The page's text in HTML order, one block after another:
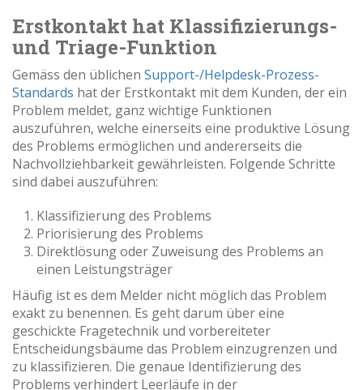
Erstkontakt hat Klassifizierungs-
und Triage-Funktion
Gemäss den üblichen Support-/Helpdesk-Prozess-
Standards hat der Erstkontakt mit dem Kunden, der ein
Problem meldet, ganz wichtige Funktionen
auszuführen, welche einerseits eine produktive Lösung
des Problems ermöglichen und andererseits die
Nachvollziehbarkeit gewährleisten. Folgende Schritte
sind dabei auszuführen:
Klassifizierung des Problems
Priorisierung des Problems
Direktlösung oder Zuweisung des Problems an
einen Leistungsträger
Häufig ist es dem Melder nicht möglich das Problem
exakt zu benennen. Es geht darum über eine
geschickte Fragetechnik und vorbereiteter
Entscheidungsbäume das Problem einzugrenzen und
zu klassifizieren. Die genaue Identifizierung des
Problems verhindert Leerläufe in der